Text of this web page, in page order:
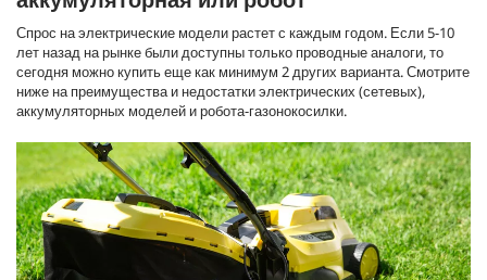
Спрос на электрические модели растет с каждым годом. Если 5-10
лет назад на рынке были доступны только проводные аналоги, то
сегодня можно купить еще как минимум 2 других варианта. Смотрите
ниже на преимущества и недостатки электрических (сетевых),
аккумуляторных моделей и робота-газонокосилки.